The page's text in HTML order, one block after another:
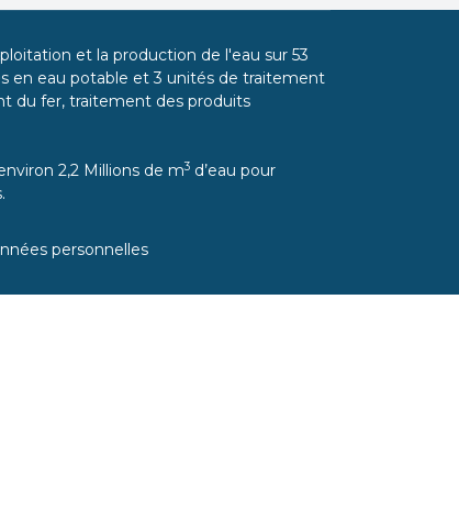
et la production de l'eau sur 53
en eau potable et 3 unités de traitement
du fer, traitement des produits
2,2 Millions de m3 d’eau pour
personnelles